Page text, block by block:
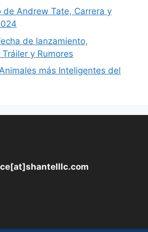
de Andrew Tate, Carrera y
de lanzamiento,
y Rumores
más Inteligentes del